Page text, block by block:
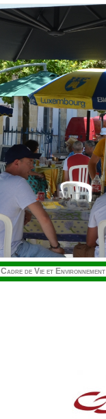
Cadre de Vie et Environnement